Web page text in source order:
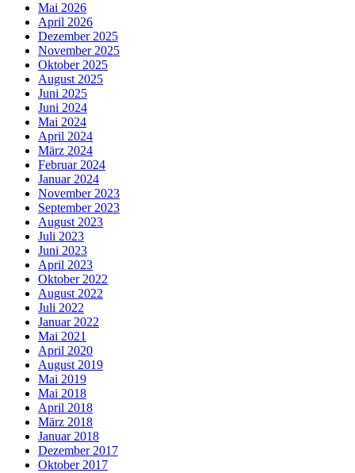
Mai 2026
April 2026
Dezember 2025
November 2025
Oktober 2025
August 2025
Juni 2025
Juni 2024
Mai 2024
April 2024
März 2024
Februar 2024
Januar 2024
November 2023
September 2023
August 2023
Juli 2023
Juni 2023
April 2023
Oktober 2022
August 2022
Juli 2022
Januar 2022
Mai 2021
April 2020
August 2019
Mai 2019
Mai 2018
April 2018
März 2018
Januar 2018
Dezember 2017
Oktober 2017